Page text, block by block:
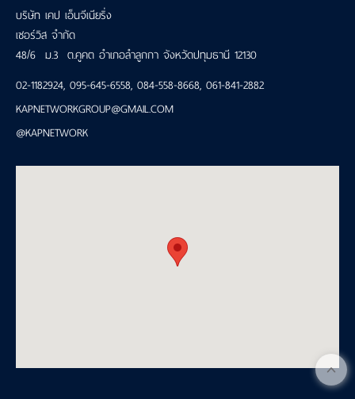
บริษัท เคป เอ็นจีเนียริ่ง
เซอร์วิส จำกัด
48/6 ม.3 ต.คูคต อำเภอลำลูกกา จังหวัดปทุมธานี 12130
02-1182924, 095-645-6558, 084-558-8668, 061-841-2882
KAPNETWORKGROUP@GMAIL.COM
@KAPNETWORK